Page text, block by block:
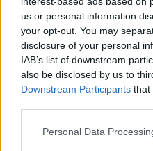
us or personal information
your opt-out. You may
disclosure of your personal
IAB’s list of downstream
also be disclosed by us to
Downstream Participants that
Personal Data